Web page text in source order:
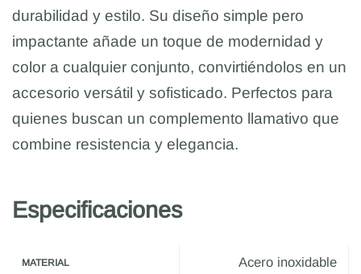
durabilidad y estilo. Su diseño simple pero
impactante añade un toque de modernidad y
color a cualquier conjunto, convirtiéndolos en un
accesorio versátil y sofisticado. Perfectos para
quienes buscan un complemento llamativo que
combine resistencia y elegancia.
Especificaciones
MATERIAL Acero inoxidable